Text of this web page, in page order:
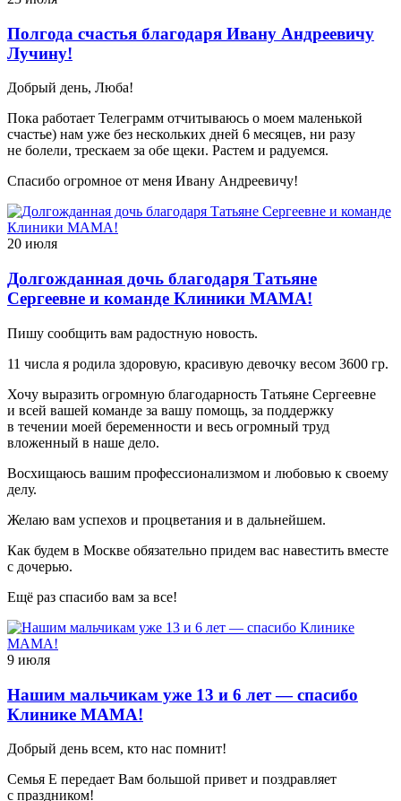
Полгода счастья благодаря Ивану Андреевичу
Лучину!
Добрый день, Люба!
Пока работает Телеграмм отчитываюсь о моем маленькой
счастье) нам уже без нескольких дней 6 месяцев, ни разу
не болели, трескаем за обе щеки. Растем и радуемся.
Спасибо огромное от меня Ивану Андреевичу!
20 июля
Долгожданная дочь благодаря Татьяне
Сергеевне и команде Клиники МАМА!
Пишу сообщить вам радостную новость.
11 числа я родила здоровую, красивую девочку весом 3600 гр.
Хочу выразить огромную благодарность Татьяне Сергеевне
и всей вашей команде за вашу помощь, за поддержку
в течении моей беременности и весь огромный труд
вложенный в наше дело.
Восхищаюсь вашим профессионализмом и любовью к своему
делу.
Желаю вам успехов и процветания и в дальнейшем.
Как будем в Москве обязательно придем вас навестить вместе
с дочерью.
Ещё раз спасибо вам за все!
9 июля
Нашим мальчикам уже 13 и 6 лет — спасибо
Клинике МАМА!
Добрый день всем, кто нас помнит!
Семья Е передает Вам большой привет и поздравляет
с праздником!